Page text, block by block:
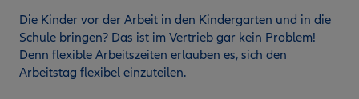
Die Kinder vor der Arbeit in den Kindergarten und in die
Schule bringen? Das ist im Vertrieb gar kein Problem!
Denn flexible Arbeitszeiten erlauben es, sich den
Arbeitstag flexibel einzuteilen.